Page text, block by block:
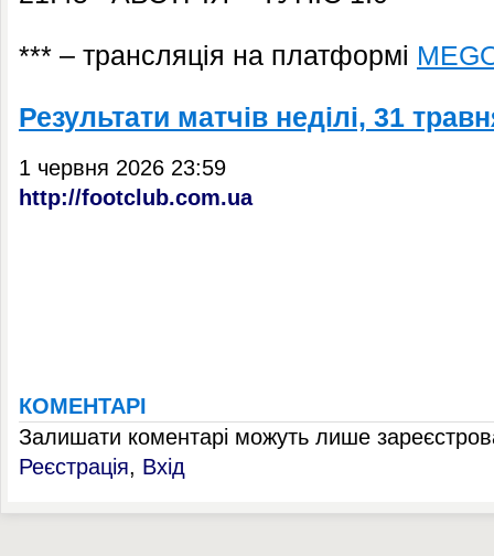
*** – трансляція на платформі
Результати матчів неділі, 31
1 червня 2026 23:59
http://footclub.com.ua
КОМЕНТАРІ
Залишати коментарі можуть лише
Реєстрація, Вхід